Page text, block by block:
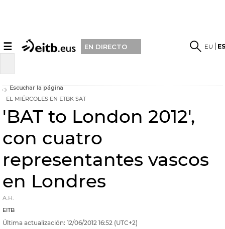
☰ EN DIRECTO EU
Escuchar la página
EL MIÉRCOLES EN ETBK SAT
'BAT to London 2012',
con cuatro
representantes vascos
en Londres
A.H.
EITB
Última actualización: 12/06/2012 16:52 (UTC+2)